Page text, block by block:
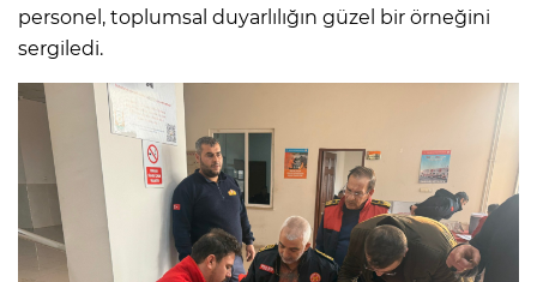
personel, toplumsal duyarlılığın güzel bir örneğini
sergiledi.